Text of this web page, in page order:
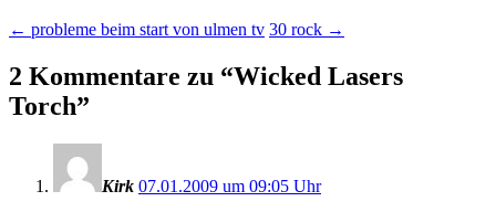
← probleme beim start von ulmen tv 30 rock →
2 Kommentare zu “Wicked Lasers
Torch”
Kirk 07.01.2009 um 09:05 Uhr